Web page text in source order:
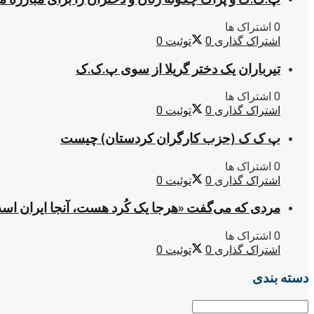
0 اشتراک ها
اشتراک گذاری 0 توئیت 0
تیرباران یک دختر گریلا از سوی پ.ک.ک
0 اشتراک ها
اشتراک گذاری 0 توئیت 0
پ ک ک (حزب کارگران کردستان) چیست
0 اشتراک ها
اشتراک گذاری 0 توئیت 0
مردی که می‌گفت «هرجا یک کُرد هست، آنجا ایران
0 اشتراک ها
اشتراک گذاری 0 توئیت 0
دسته بندی
دسته